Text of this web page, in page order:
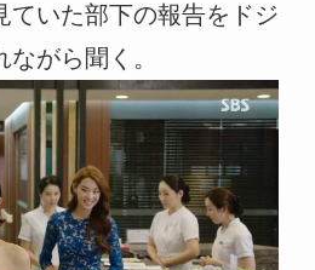
ていた部下の報告をドジ
がら聞く。